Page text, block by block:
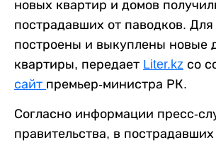
новых квартир и домов
пострадавших от паводков.
построены и выкуплены новые
квартиры, передает Liter.kz со
сайт премьер-министра РК.
Согласно информации пресс-
правительства, в